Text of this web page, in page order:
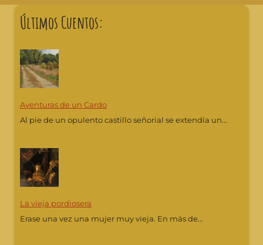
Últimos Cuentos:
Aventuras de un Cardo
Al pie de un opulento castillo señorial se extendía un...
La vieja pordiosera
Erase una vez una mujer muy vieja. En más de...